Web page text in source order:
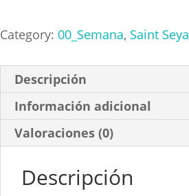
cantidad
Category: 00_Semana, Saint Seya
Descripción
Información adicional
Valoraciones (0)
Descripción